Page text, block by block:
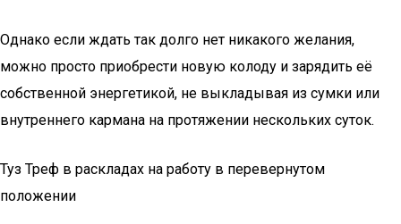
Однако если ждать так долго нет никакого желания,
можно просто приобрести новую колоду и зарядить её
собственной энергетикой, не выкладывая из сумки или
внутреннего кармана на протяжении нескольких суток.
Туз Треф в раскладах на работу в перевернутом
положении